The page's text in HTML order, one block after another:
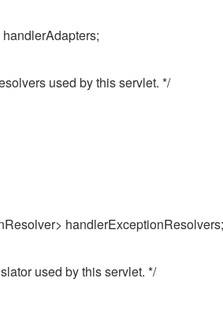
used by this servlet. */
handlerExceptionResolvers;
used by this servlet. */